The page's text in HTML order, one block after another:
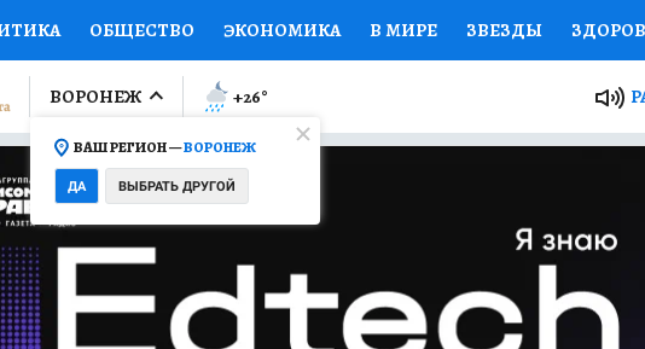
ОБЩЕСТВО ЭКОНОМИКА В МИРЕ ЗВЕЗДЫ
ПРОИСШЕСТВИЯ НАЦИОНАЛЬНЫЕ ПРОЕКТЫ
ОТКРЫВАЕМ МИР Я ЗНАЮ СЕМЬЯ ЖЕНСКИЕ СЕКРЕТЫ
ПРОМОКОДЫ СЕРИАЛЫ
КОЛЛЕКЦИИ КОНКУРСЫ ГИД
САЙТЕ
ВОРОНЕЖ
ВАШ РЕГИОН —ВОРОНЕЖ
ДА ВЫБРАТЬ ДРУГОЙ
+26°